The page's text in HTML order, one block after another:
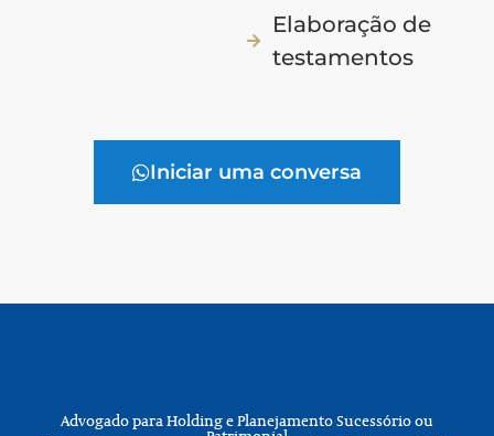
Elaboração de
testamentos
Iniciar uma conversa
Advogado para Holding e Planejamento Sucessório ou